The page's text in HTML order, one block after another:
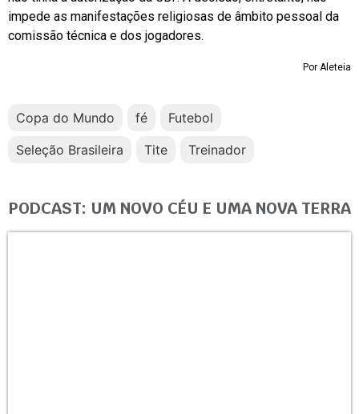
impede as manifestações religiosas de âmbito pessoal da
comissão técnica e dos jogadores.
Por Aleteia
Copa do Mundo fé
Futebol
Seleção Brasileira
Tite Treinador
PODCAST: UM NOVO CÉU E UMA NOVA TERRA